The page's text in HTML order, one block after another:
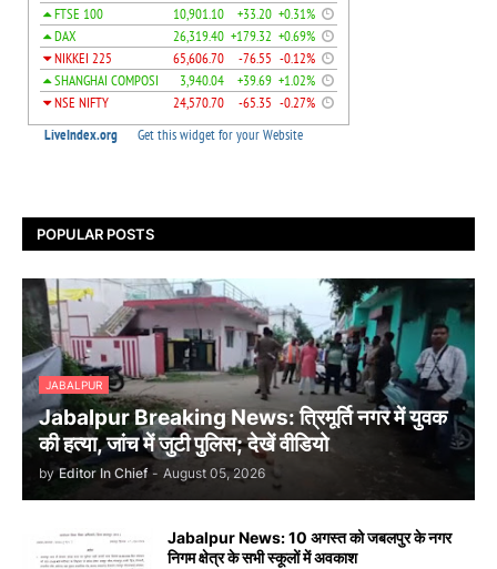
POPULAR POSTS
JABALPUR
Jabalpur Breaking News: त्रिमूर्ति नगर में युवक
की हत्या, जांच में जुटी पुलिस; देखें वीडियो
by Editor In Chief - August 05, 2026
Jabalpur News: 10 अगस्त को जबलपुर के नगर
निगम क्षेत्र के सभी स्कूलों में अवकाश